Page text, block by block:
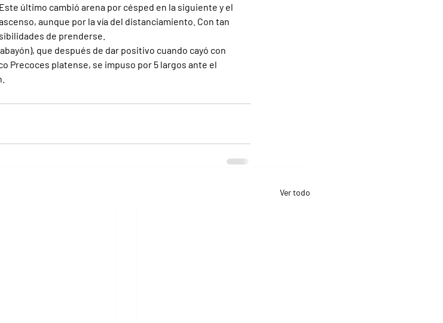
último cambió arena por césped en la siguiente y el
aunque por la vía del distanciamiento. Con tan
de prenderse.
que después de dar positivo cuando cayó con
Precoces platense, se impuso por 5 largos ante el
Ver todo